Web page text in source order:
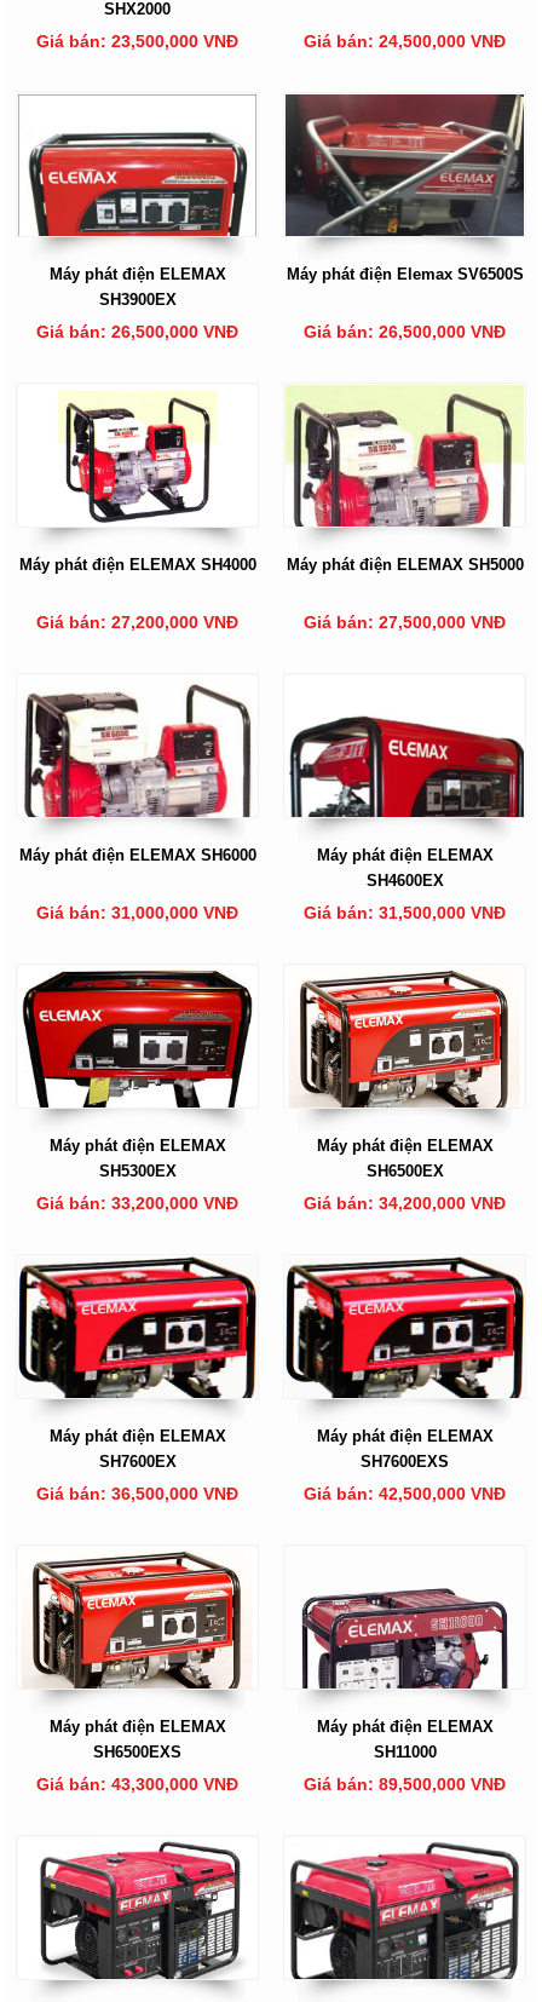
SHX2000
Giá bán: 23,500,000 VNĐ Giá bán: 24,500,000 VNĐ
Máy phát điện ELEMAX
SH3900EX
Giá bán: 26,500,000 VNĐ
Máy phát điện Elemax SV6500S
Giá bán: 26,500,000 VNĐ
Máy phát điện ELEMAX SH4000
Giá bán: 27,200,000 VNĐ
Máy phát điện ELEMAX SH5000
Giá bán: 27,500,000 VNĐ
Máy phát điện ELEMAX SH6000
Giá bán: 31,000,000 VNĐ
Máy phát điện ELEMAX
SH4600EX
Giá bán: 31,500,000 VNĐ
Máy phát điện ELEMAX
SH5300EX
Giá bán: 33,200,000 VNĐ
Máy phát điện ELEMAX
SH6500EX
Giá bán: 34,200,000 VNĐ
Máy phát điện ELEMAX
SH7600EX
Giá bán: 36,500,000 VNĐ
Máy phát điện ELEMAX
SH7600EXS
Giá bán: 42,500,000 VNĐ
Máy phát điện ELEMAX
SH6500EXS
Giá bán: 43,300,000 VNĐ
Máy phát điện ELEMAX
SH11000
Giá bán: 89,500,000 VNĐ